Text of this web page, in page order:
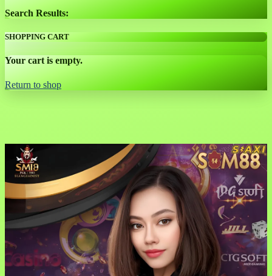
Search Results:
SHOPPING CART
Your cart is empty.
Return to shop